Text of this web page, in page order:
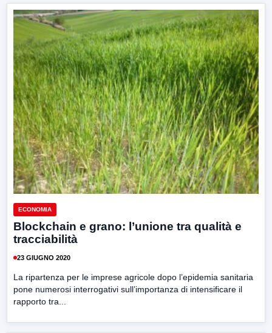
ECONOMIA
Blockchain e grano: l’unione tra qualità e
tracciabilità
23 GIUGNO 2020
La ripartenza per le imprese agricole dopo l’epidemia sanitaria
pone numerosi interrogativi sull’importanza di intensificare il
rapporto tra...